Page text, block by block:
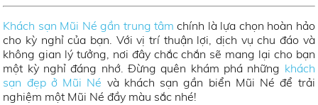
Khách sạn Mũi Né gần trung tâm chính là lựa chọn hoàn hảo
cho kỳ nghỉ của bạn. Với vị trí thuận lợi, dịch vụ chu đáo và
không gian lý tưởng, nơi đây chắc chắn sẽ mang lại cho bạn
một kỳ nghỉ đáng nhớ. Đừng quên khám phá những khách
sạn đẹp ở Mũi Né và khách sạn gần biển Mũi Né để trải
nghiệm một Mũi Né đầy màu sắc nhé!